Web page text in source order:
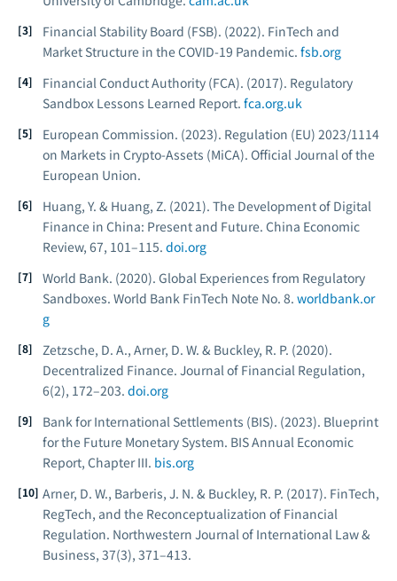
Financial Stability Board (FSB). (2022). FinTech and
Market Structure in the COVID-19 Pandemic. fsb.org
Financial Conduct Authority (FCA). (2017). Regulatory
Sandbox Lessons Learned Report. fca.org.uk
European Commission. (2023). Regulation (EU) 2023/1114
on Markets in Crypto-Assets (MiCA). Official Journal of the
European Union.
Huang, Y. & Huang, Z. (2021). The Development of Digital
Finance in China: Present and Future. China Economic
Review, 67, 101–115. doi.org
World Bank. (2020). Global Experiences from Regulatory
Sandboxes. World Bank FinTech Note No. 8. worldbank.or
g
Zetzsche, D. A., Arner, D. W. & Buckley, R. P. (2020).
Decentralized Finance. Journal of Financial Regulation,
6(2), 172–203. doi.org
Bank for International Settlements (BIS). (2023). Blueprint
for the Future Monetary System. BIS Annual Economic
Report, Chapter III. bis.org
Arner, D. W., Barberis, J. N. & Buckley, R. P. (2017). FinTech,
RegTech, and the Reconceptualization of Financial
Regulation. Northwestern Journal of International Law &
Business, 37(3), 371–413.